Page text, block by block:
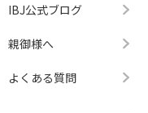
IBJ公式ブログ
親御様へ
よくある質問